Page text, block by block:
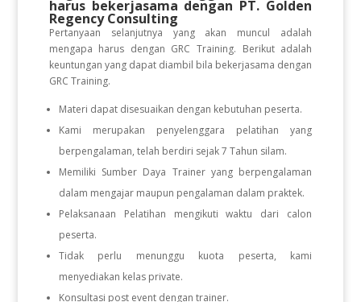
harus bekerjasama dengan PT. Golden
Regency Consulting
Pertanyaan selanjutnya yang akan muncul adalah
mengapa harus dengan GRC Training. Berikut adalah
keuntungan yang dapat diambil bila bekerjasama dengan
GRC Training.
Materi dapat disesuaikan dengan kebutuhan peserta.
Kami merupakan penyelenggara pelatihan yang
berpengalaman, telah berdiri sejak 7 Tahun silam.
Memiliki Sumber Daya Trainer yang berpengalaman
dalam mengajar maupun pengalaman dalam praktek.
Pelaksanaan Pelatihan mengikuti waktu dari calon
peserta.
Tidak perlu menunggu kuota peserta, kami
menyediakan kelas private.
Konsultasi post event dengan trainer.